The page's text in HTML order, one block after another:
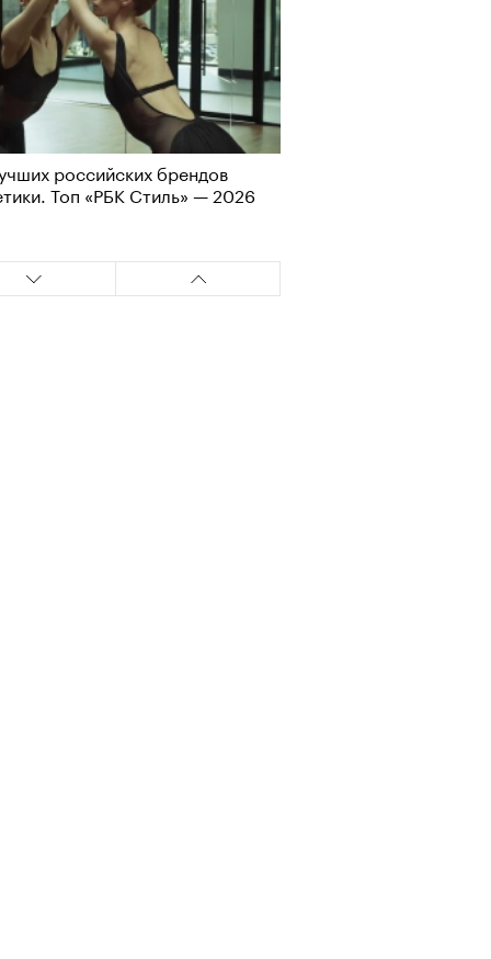
российских брендов
Топ «РБК Стиль» — 2026
и masters:dom
первую резиденцию